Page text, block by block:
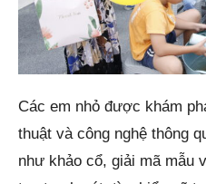
Các em nhỏ được khám
thuật và công nghệ thông
như khảo cổ, giải mã mẫu